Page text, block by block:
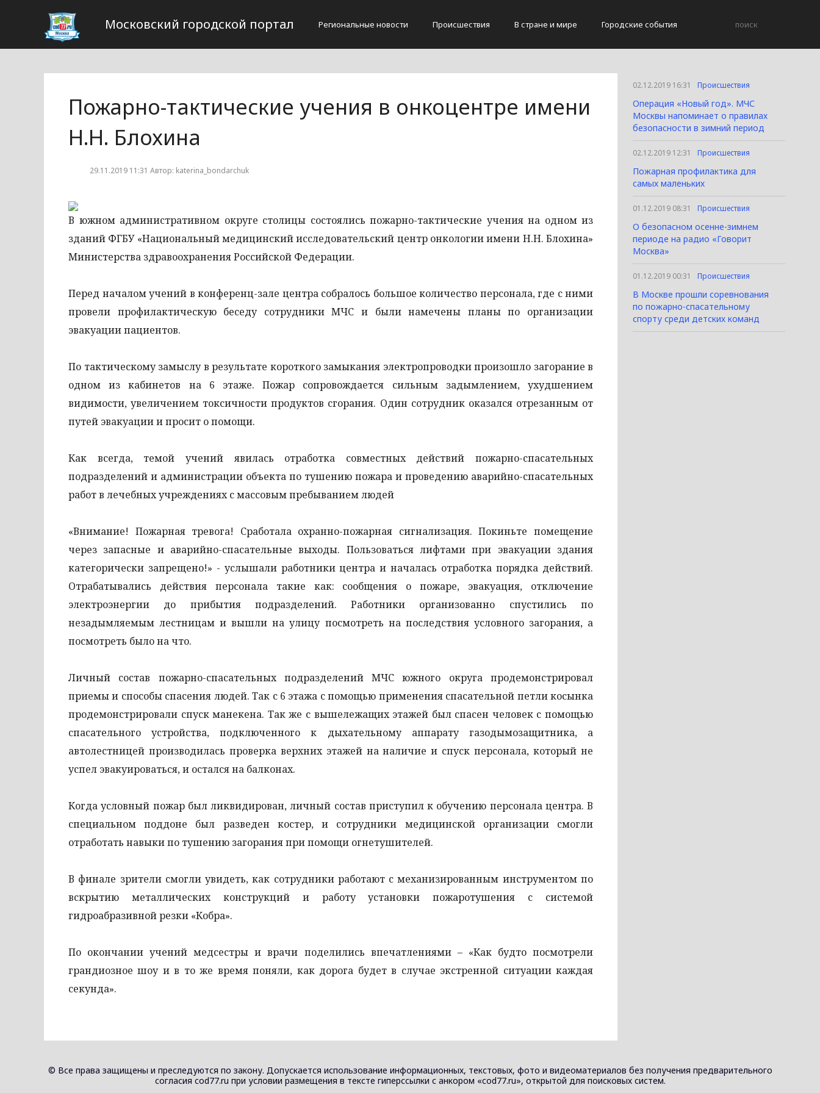
Московский городской портал Региональные новости Происшествия В стране и мире Городские события
Пожарно-тактические учения в онкоцентре имени
Н.Н. Блохина
29.11.2019 11:31 Автор: katerina_bondarchuk
В южном административном округе столицы состоялись пожарно-тактические учения на одном из
зданий ФГБУ «Национальный медицинский исследовательский центр онкологии имени Н.Н. Блохина»
Министерства здравоохранения Российской Федерации.
Перед началом учений в конференц-зале центра собралось большое количество персонала, где с ними
провели профилактическую беседу сотрудники МЧС и были намечены планы по организации
эвакуации пациентов.
По тактическому замыслу в результате короткого замыкания электропроводки произошло загорание в
одном из кабинетов на 6 этаже. Пожар сопровождается сильным задымлением, ухудшением
видимости, увеличением токсичности продуктов сгорания. Один сотрудник оказался отрезанным от
путей эвакуации и просит о помощи.
Как всегда, темой учений явилась отработка совместных действий пожарно-спасательных
подразделений и администрации объекта по тушению пожара и проведению аварийно-спасательных
работ в лечебных учреждениях с массовым пребыванием людей
«Внимание! Пожарная тревога! Сработала охранно-пожарная сигнализация. Покиньте помещение
через запасные и аварийно-спасательные выходы. Пользоваться лифтами при эвакуации здания
категорически запрещено!» - услышали работники центра и началась отработка порядка действий.
Отрабатывались действия персонала такие как: сообщения о пожаре, эвакуация, отключение
электроэнергии до прибытия подразделений. Работники организованно спустились по
незадымляемым лестницам и вышли на улицу посмотреть на последствия условного загорания, а
посмотреть было на что.
Личный состав пожарно-спасательных подразделений МЧС южного округа продемонстрировал
приемы и способы спасения людей. Так с 6 этажа с помощью применения спасательной петли косынка
продемонстрировали спуск манекена. Так же с вышележащих этажей был спасен человек с помощью
спасательного устройства, подключенного к дыхательному аппарату газодымозащитника, а
автолестницей производилась проверка верхних этажей на наличие и спуск персонала, который не
успел эвакуироваться, и остался на балконах.
Когда условный пожар был ликвидирован, личный состав приступил к обучению персонала центра. В
специальном поддоне был разведен костер, и сотрудники медицинской организации смогли
отработать навыки по тушению загорания при помощи огнетушителей.
В финале зрители смогли увидеть, как сотрудники работают с механизированным инструментом по
вскрытию металлических конструкций и работу установки пожаротушения с системой
гидроабразивной резки «Кобра».
По окончании учений медсестры и врачи поделились впечатлениями – «Как будто посмотрели
грандиозное шоу и в то же время поняли, как дорога будет в случае экстренной ситуации каждая
секунда».
02.12.2019 16:31 Происшествия
Операция «Новый год». МЧС
Москвы напоминает о правилах
безопасности в зимний период
02.12.2019 12:31 Происшествия
Пожарная профилактика для
самых маленьких
01.12.2019 08:31 Происшествия
О безопасном осенне-зимнем
периоде на радио «Говорит
Москва»
01.12.2019 00:31 Происшествия
В Москве прошли соревнования
по пожарно-спасательному
спорту среди детских команд
© Все права защищены и преследуются по закону. Допускается использование информационных, текстовых, фото и видеоматериалов без получения предварительного
согласия cod77.ru при условии размещения в тексте гиперссылки с анкором «cod77.ru», открытой для поисковых систем.